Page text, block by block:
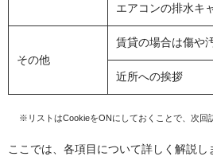
エアコンの排水キ
その他
賃貸の場合は傷や
近所への挨拶
※リストはCookieをONにしておくことで、次回
ここでは、各項目について詳しく解説し